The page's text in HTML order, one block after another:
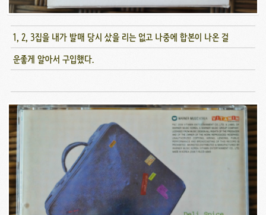
1, 2, 3집을 내가 발매 당시 샀을 리는 없고 나중에 합본이 나온 걸
운좋게 알아서 구입했다.